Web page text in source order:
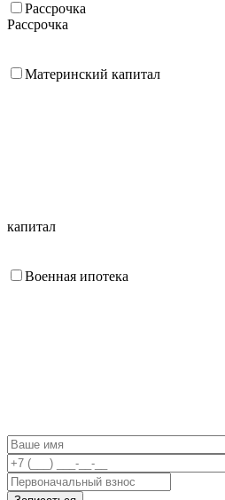
Рассрочка
Рассрочка
Материнский капитал
капитал
Военная ипотека